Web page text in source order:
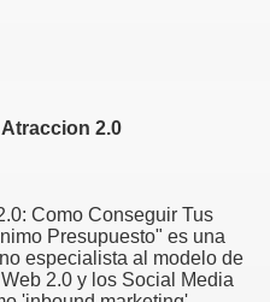
2.0
Como Conseguir Tus
Presupuesto" es una
especialista al modelo de
2.0 y los Social Media